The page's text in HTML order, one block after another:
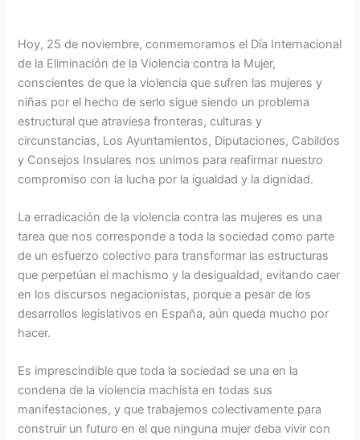
Hoy, 25 de noviembre, conmemoramos el Día Internacional
de la Eliminación de la Violencia contra la Mujer,
conscientes de que la violencia que sufren las mujeres y
niñas por el hecho de serlo sigue siendo un problema
estructural que atraviesa fronteras, culturas y
circunstancias, Los Ayuntamientos, Diputaciones, Cabildos
y Consejos Insulares nos unimos para reafirmar nuestro
compromiso con la lucha por la igualdad y la dignidad.
La erradicación de la violencia contra las mujeres es una
tarea que nos corresponde a toda la sociedad como parte
de un esfuerzo colectivo para transformar las estructuras
que perpetúan el machismo y la desigualdad, evitando caer
en los discursos negacionistas, porque a pesar de los
desarrollos legislativos en España, aún queda mucho por
hacer.
Es imprescindible que toda la sociedad se una en la
condena de la violencia machista en todas sus
manifestaciones, y que trabajemos colectivamente para
construir un futuro en el que ninguna mujer deba vivir con